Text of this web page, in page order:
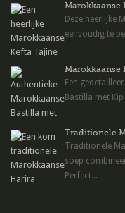
Marokkaanse
Deze heerlijke
eenvoudig te
Marokkaanse
Een
Bastilla met
Traditionele
Traditionele
soep
Perfect...